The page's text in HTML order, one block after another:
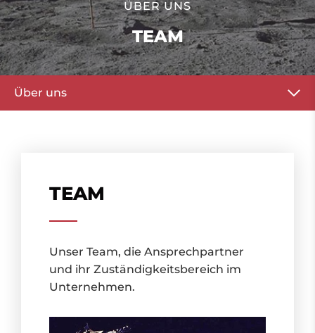
ÜBER UNS
TEAM
Über uns
TEAM
Unser Team, die Ansprechpartner
und ihr Zuständigkeitsbereich im
Unternehmen.